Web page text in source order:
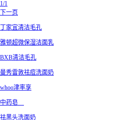
1/1
下一页
丁家宜清洁毛孔
雅顿超微保湿洁面乳
BXB清洁毛孔
曼秀雷敦祛痘洗面奶
whoo津率享
中药皂
祛黑头洗面奶